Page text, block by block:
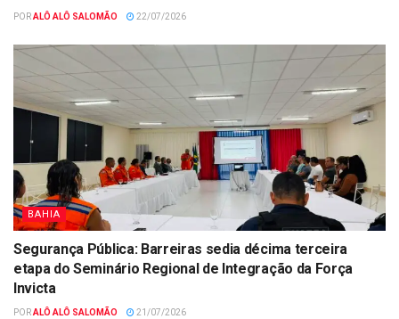
PORALÔ ALÔ SALOMÃO 22/07/2026
BAHIA
Segurança Pública: Barreiras sedia décima terceira
etapa do Seminário Regional de Integração da Força
Invicta
PORALÔ ALÔ SALOMÃO 21/07/2026